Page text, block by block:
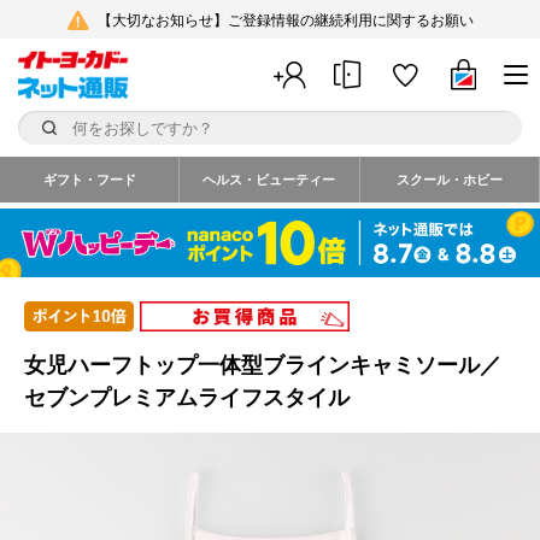
【大切なお知らせ】ご登録情報の継続利用に関するお願い
ギフト・フード ヘルス・ビューティー スクール・ホビー
女児ハーフトップ一体型ブラインキャミソール／
セブンプレミアムライフスタイル